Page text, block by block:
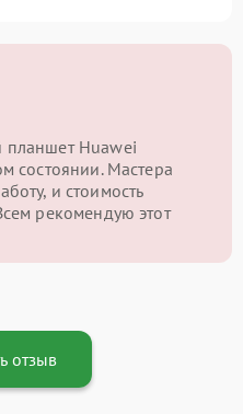
Huawei
состоянии. Мастера
и стоимость
рекомендую этот
отзыв